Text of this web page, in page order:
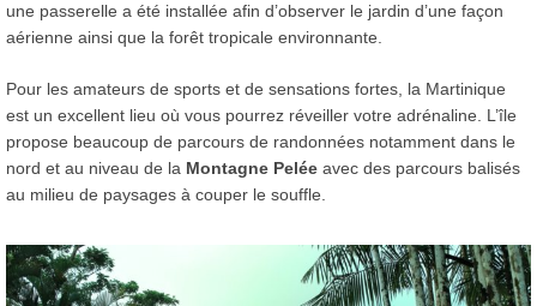
une passerelle a été installée afin d’observer le jardin d’une façon
aérienne ainsi que la forêt tropicale environnante.
Pour les amateurs de sports et de sensations fortes, la Martinique
est un excellent lieu où vous pourrez réveiller votre adrénaline. L’île
propose beaucoup de parcours de randonnées notamment dans le
nord et au niveau de la Montagne Pelée avec des parcours balisés
au milieu de paysages à couper le souffle.